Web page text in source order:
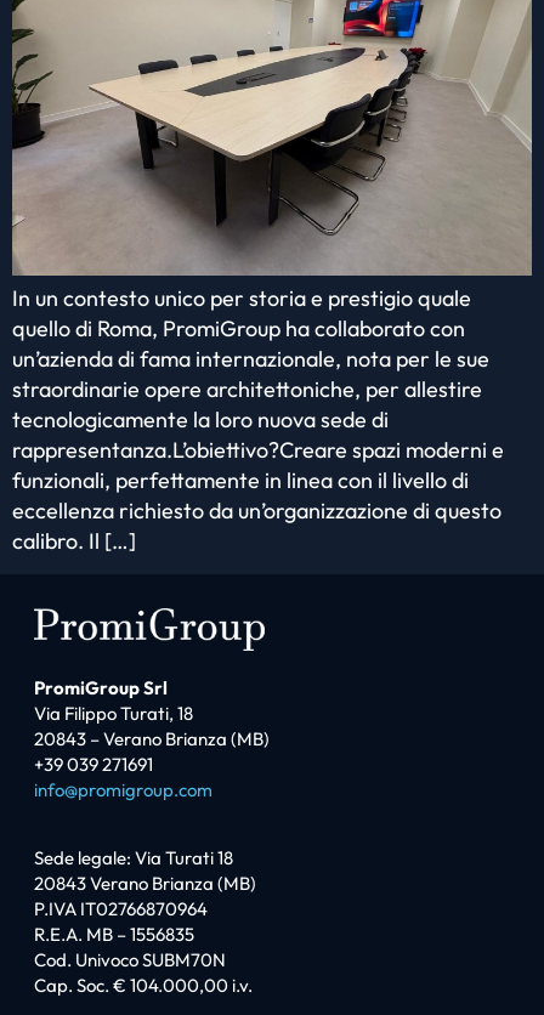
In un contesto unico per storia e prestigio quale
quello di Roma, PromiGroup ha collaborato con
un’azienda di fama internazionale, nota per le sue
straordinarie opere architettoniche, per allestire
tecnologicamente la loro nuova sede di
rappresentanza.L’obiettivo?Creare spazi moderni e
funzionali, perfettamente in linea con il livello di
eccellenza richiesto da un’organizzazione di questo
calibro. Il […]
PromiGroup Srl
Via Filippo Turati, 18
20843 – Verano Brianza (MB)
+39 039 271691
info@promigroup.com
Sede legale: Via Turati 18
20843 Verano Brianza (MB)
P.IVA IT02766870964
R.E.A. MB – 1556835
Cod. Univoco SUBM70N
Cap. Soc. € 104.000,00 i.v.